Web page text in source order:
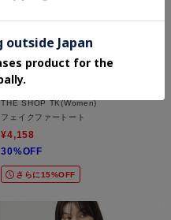
THE SHOP TK(Women)
フェイクファートート
¥4,158
30%OFF
さらに15%OFF